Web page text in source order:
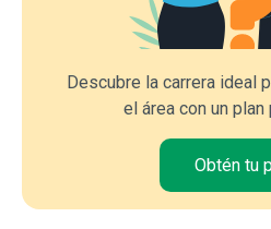
Descubre la carrera ideal
el área con un plan
Obtén tu